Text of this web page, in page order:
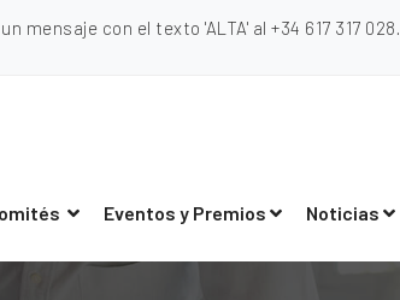
mensaje con el texto 'ALTA' al +34 617 317 028.
Eventos y Premios Noticias